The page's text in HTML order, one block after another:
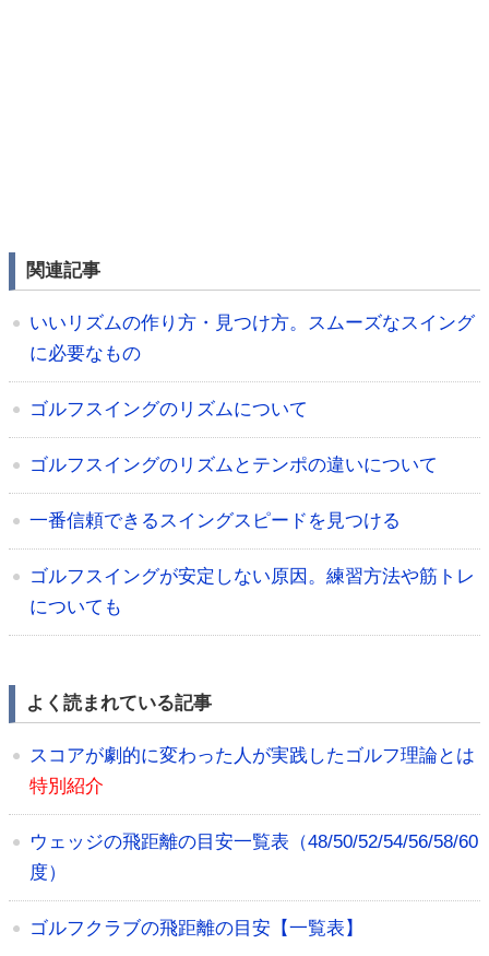
関連記事
いいリズムの作り方・見つけ方。スムーズなスイング
に必要なもの
ゴルフスイングのリズムについて
ゴルフスイングのリズムとテンポの違いについて
一番信頼できるスイングスピードを見つける
ゴルフスイングが安定しない原因。練習方法や筋トレ
についても
よく読まれている記事
スコアが劇的に変わった人が実践したゴルフ理論とは
特別紹介
ウェッジの飛距離の目安一覧表（48/50/52/54/56/58/60
度）
ゴルフクラブの飛距離の目安【一覧表】